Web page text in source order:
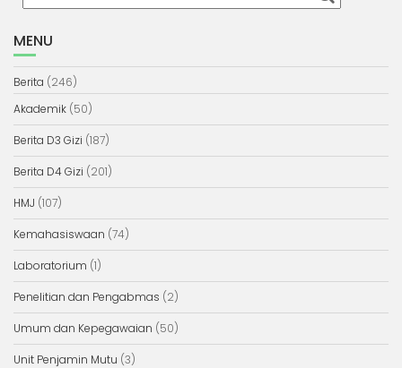
MENU
Berita (246)
Akademik (50)
Berita D3 Gizi (187)
Berita D4 Gizi (201)
HMJ (107)
Kemahasiswaan (74)
Laboratorium (1)
Penelitian dan Pengabmas (2)
Umum dan Kepegawaian (50)
Unit Penjamin Mutu (3)